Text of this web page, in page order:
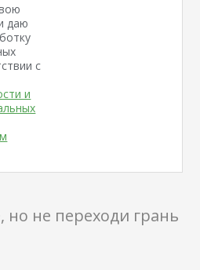
даю
с
и
но не переходи грань